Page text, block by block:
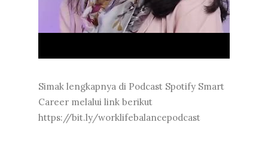
Simak lengkapnya di Podcast Spotify Smart
Career melalui link berikut
https://bit.ly/worklifebalancepodcast